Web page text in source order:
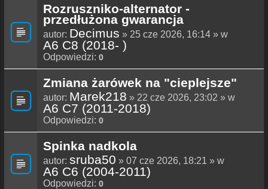
Rozruszniko-alternator -
przedłużona gwarancja
autor: Decimus » 25 cze 2026, 16:14 » w
A6 C8 (2018- )
Odpowiedzi: 0
Zmiana żarówek na "cieplejsze"
autor: Marek218 » 22 cze 2026, 23:02 » w
A6 C7 (2011-2018)
Odpowiedzi: 0
Spinka nadkola
autor: sruba50 » 07 cze 2026, 18:21 » w
A6 C6 (2004-2011)
Odpowiedzi: 0